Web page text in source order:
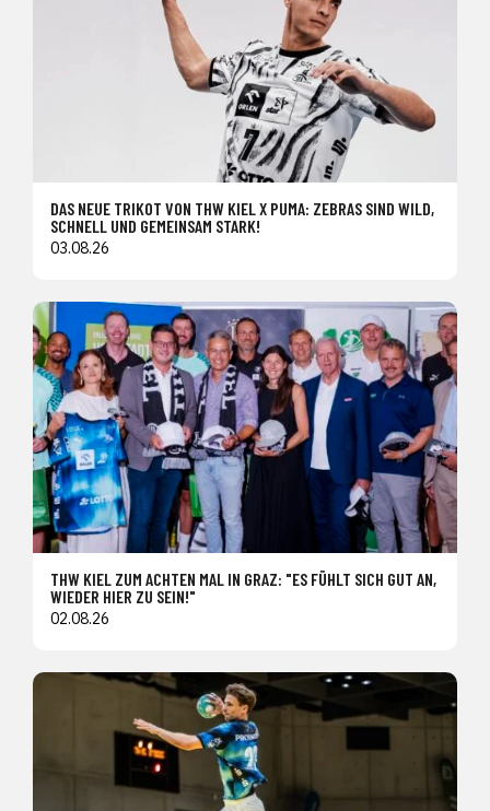
DAS NEUE TRIKOT VON THW KIEL X PUMA: ZEBRAS SIND WILD,
SCHNELL UND GEMEINSAM STARK!
03.08.26
THW KIEL ZUM ACHTEN MAL IN GRAZ: "ES FÜHLT SICH GUT AN,
WIEDER HIER ZU SEIN!"
02.08.26